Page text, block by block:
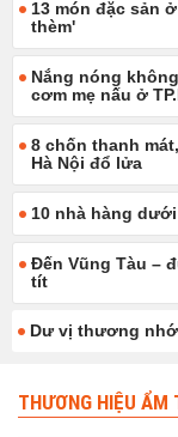
13 món đặc sản
thèm'
Nắng nóng
cơm mẹ nấu ở
8 chốn thanh
Hà Nội đổ lửa
10 nhà hàng
Đến Vũng Tàu –
tít
Dư vị thương
THƯƠNG HIỆU ẨM